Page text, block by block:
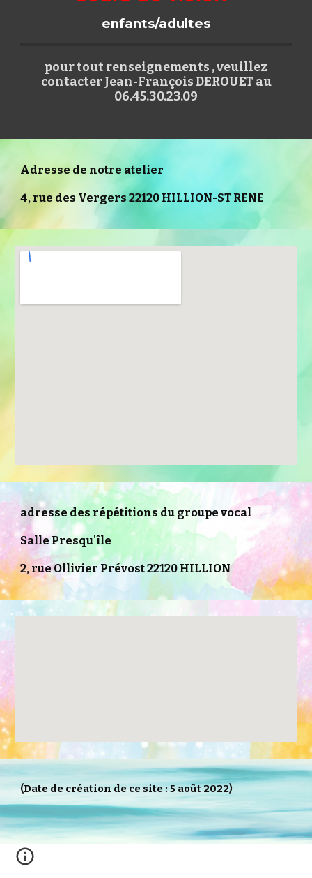
enfants/adultes
pour tout renseignements , veuillez
contacter Jean-François DEROUET au
06.45.30.23.09
Adresse de notre atelier
4, rue des Vergers 22120 HILLION-ST RENE
adresse des répétitions du groupe vocal
Salle Presqu'île
2, rue Ollivier Prévost 22120 HILLION
(Date de création de ce site : 5 août 2022)